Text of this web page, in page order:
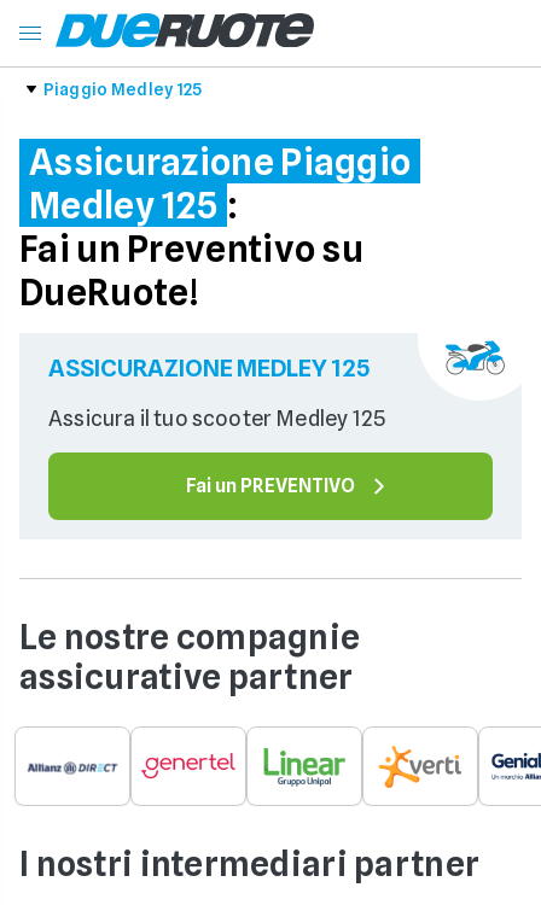
Piaggio Medley 125
Assicurazione Piaggio
Medley 125 :
Fai un Preventivo su
DueRuote!
ASSICURAZIONE MEDLEY 125
Assicura il tuo scooter Medley 125
Fai un PREVENTIVO
Le nostre compagnie
assicurative partner
I nostri intermediari partner